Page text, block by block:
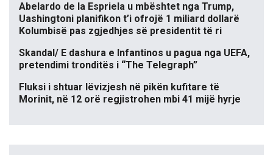
Abelardo de la Espriela u mbështet nga Trump,
Uashingtoni planifikon t’i ofrojë 1 miliard dollarë
Kolumbisë pas zgjedhjes së presidentit të ri
Skandal/ E dashura e Infantinos u pagua nga UEFA,
pretendimi tronditës i “The Telegraph”
Fluksi i shtuar lëvizjesh në pikën kufitare të
Morinit, në 12 orë regjistrohen mbi 41 mijë hyrje